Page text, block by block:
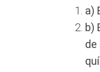
a)
b)
de